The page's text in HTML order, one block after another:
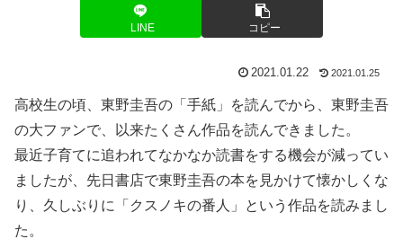
LINE コピー
2021.01.22 2021.01.25
高校生の頃、東野圭吾の「手紙」を読んでから、東野圭吾
の大ファンで、以来たくさん作品を読んできました。
最近子育てに追われてなかなか読書をする機会が減ってい
ましたが、先日書店で東野圭吾の本を見かけて懐かしくな
り、久しぶりに「クスノキの番人」という作品を読みまし
た。